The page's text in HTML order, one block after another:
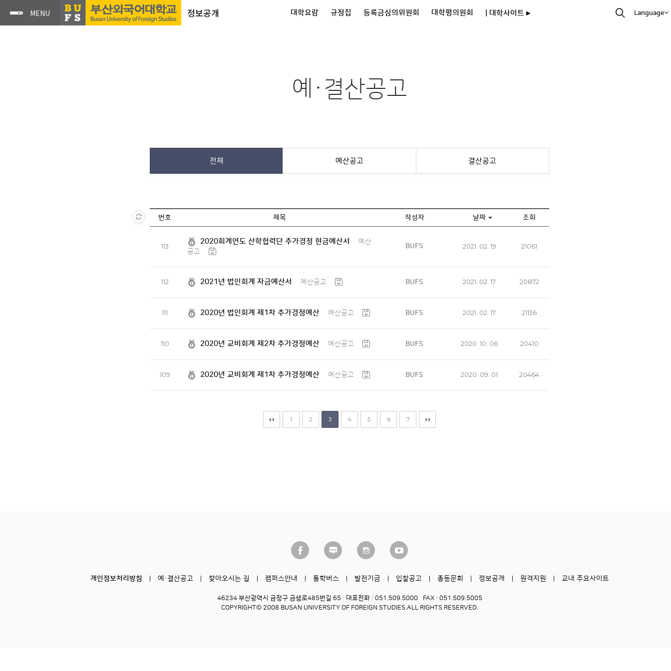
정보공개 대학요람 규정집 등록금심의위원회 대학평의원회 | 대학사이트 ▸ Language
예·결산공고
전체 예산공고 결산공고
번호 제목 작성자 날짜 조회
113
2020회계연도 산학협력단 추가경정 현금예산서
예산
공고
BUFS 2021. 02. 19 21061
112 2021년 법인회계 자금예산서 예산공고 BUFS 2021. 02. 17 20872
111 2020년 법인회계 제1차 추가경정예산 예산공고 BUFS 2021. 02. 17 21136
110 2020년 교비회계 제2차 추가경정예산 예산공고 BUFS 2020. 10. 06 20410
109 2020년 교비회계 제1차 추가경정예산 예산공고 BUFS 2020. 09. 01 20464
1 2 3 4 5 6 7
개인정보처리방침 예·결산공고 찾아오시는 길 캠퍼스안내 통학버스 발전기금 입찰공고 총동문회 정보공개 원격지원 교내 주요사이트
46234 부산광역시 금정구 금샘로485번길 65 대표전화 : 051.509.5000
FAX : 051.509.5005
COPYRIGHT© 2008 BUSAN UNIVERSITY OF FOREIGN STUDIES. ALL RIGHTS RESERVED.